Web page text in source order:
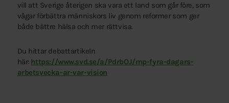
vill att Sverige återigen ska vara ett land som går före, som
vågar förbättra människors liv genom reformer som ger
både bättre hälsa och mer rättvisa.
Du hittar debattartikeln
här: https://www.svd.se/a/PdrbOJ/mp-fyra-dagars-
arbetsvecka-ar-var-vision